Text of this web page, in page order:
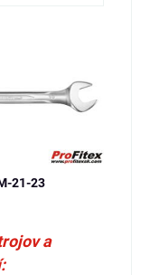
21-23
a